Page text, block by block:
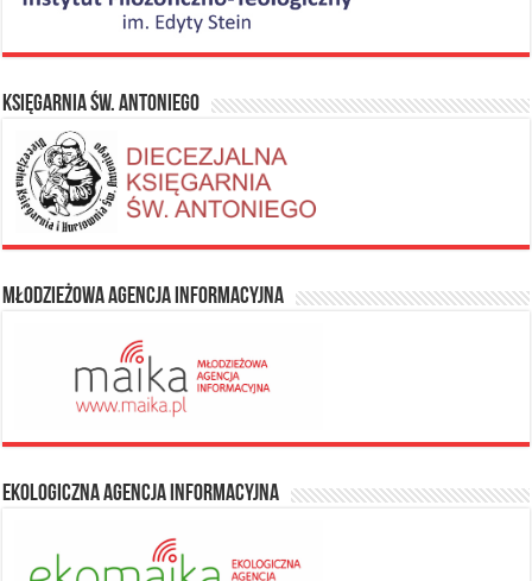
Księgarnia Św. Antoniego
Młodzieżowa Agencja Informacyjna
Ekologiczna Agencja Informacyjna